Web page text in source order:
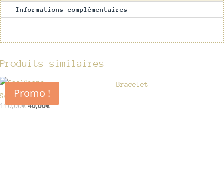
Informations complémentaires
Produits similaires
Promo !
Sac besace
110,00€Le
40,00€Le
Bracelet